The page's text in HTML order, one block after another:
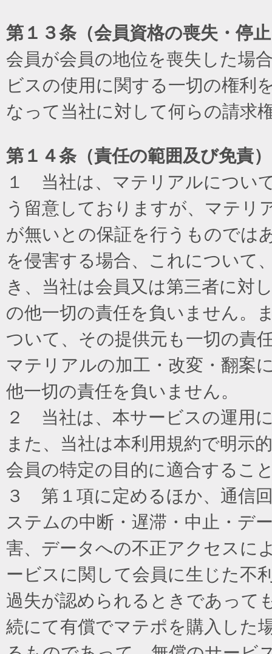
第１３条（会員資格の喪失・停
会員が会員の地位を喪失した場
ビスの使用に関する一切の権利
なって当社に対して何らの請求
第１４条（責任の範囲及び免責）
１ 当社は、マテリアルについ
う留意しておりますが、マテリ
が無いとの保証を行うものでは
を侵害する場合、これについて
き、当社は会員又は第三者に対
の他一切の責任を負いません。
ついて、その提供元も一切の責
マテリアルの加工・改変・翻案
他一切の責任を負いません。
２ 当社は、本サービスの運用
また、当社は本利用規約で明示
会員の特定の目的に適合するこ
３ 第１項に定めるほか、通信
ステムの中断・遅滞・中止・デ
害、データへの不正アクセスに
ービスに関して会員に生じた不
過失が認められるときであって
続にて有償でマテポを購入した